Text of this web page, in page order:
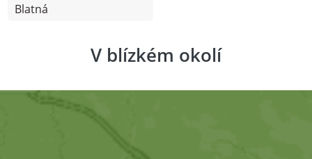
Blatná
V blízkém okolí